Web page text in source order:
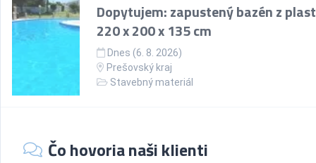
Dopytujem: zapustený bazén z
220 x 200 x 135 cm
Dnes (6. 8. 2026)
Prešovský kraj
Stavebný materiál
Čo hovoria naši klienti